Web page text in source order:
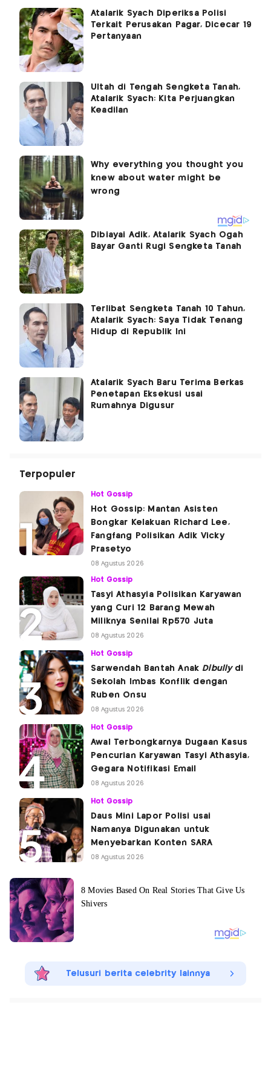
Atalarik Syach Diperiksa Polisi
Terkait Perusakan Pagar, Dicecar 19
Pertanyaan
Ultah di Tengah Sengketa Tanah,
Atalarik Syach: Kita Perjuangkan
Keadilan
Dibiayai Adik, Atalarik Syach Ogah
Bayar Ganti Rugi Sengketa Tanah
Terlibat Sengketa Tanah 10 Tahun,
Atalarik Syach: Saya Tidak Tenang
Hidup di Republik Ini
Atalarik Syach Baru Terima Berkas
Penetapan Eksekusi usai
Rumahnya Digusur
Terpopuler
Hot Gossip
Hot Gossip: Mantan Asisten
Bongkar Kelakuan Richard Lee,
Fangfang Polisikan Adik Vicky
Prasetyo
08 Agustus 2026
Hot Gossip
Tasyi Athasyia Polisikan Karyawan
yang Curi 12 Barang Mewah
Miliknya Senilai Rp570 Juta
08 Agustus 2026
Hot Gossip
Sarwendah Bantah Anak Dibullydi
Sekolah Imbas Konflik dengan
Ruben Onsu
08 Agustus 2026
Hot Gossip
Awal Terbongkarnya Dugaan Kasus
Pencurian Karyawan Tasyi Athasyia,
Gegara Notifikasi Email
08 Agustus 2026
Hot Gossip
Daus Mini Lapor Polisi usai
Namanya Digunakan untuk
Menyebarkan Konten SARA
08 Agustus 2026
Telusuri berita celebrity lainnya